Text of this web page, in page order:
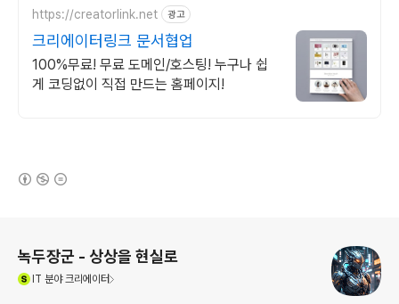
https://creatorlink.net 광고
크리에이터링크 문서협업
100%무료! 무료 도메인/호스팅! 누구나 쉽
게 코딩없이 직접 만드는 홈페이지!
녹두장군 - 상상을 현실로
IT 분야 크리에이터